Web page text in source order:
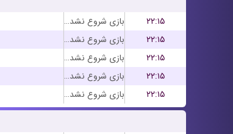
بازی شروع نشده است
۲۲:۱۵
بازی شروع نشده است
۲۲:۱۵
بازی شروع نشده است
۲۲:۱۵
بازی شروع نشده است
۲۲:۱۵
بازی شروع نشده است
۲۲:۱۵